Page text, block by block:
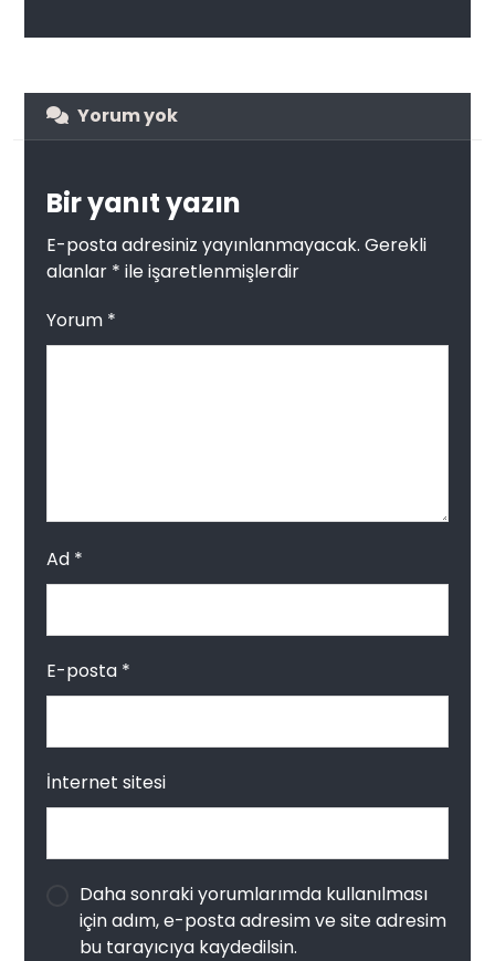
Yorum yok
Bir yanıt yazın
E-posta adresiniz yayınlanmayacak. Gerekli
alanlar * ile işaretlenmişlerdir
Yorum *
Ad *
E-posta *
İnternet sitesi
Daha sonraki yorumlarımda kullanılması
için adım, e-posta adresim ve site adresim
bu tarayıcıya kaydedilsin.